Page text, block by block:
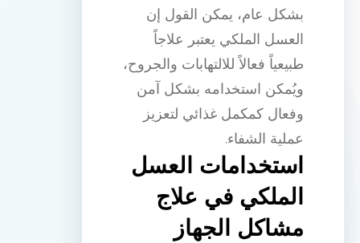
بشكل عام، يمكن القول إن
العسل الملكي يعتبر علاجاً
طبيعياً فعالاً للالتهابات والجروح،
ويُمكن استخدامه بشكل آمن
وفعال كمكمل غذائي لتعزيز
عملية الشفاء.
استخدامات العسل
الملكي في علاج
مشاكل الجهاز